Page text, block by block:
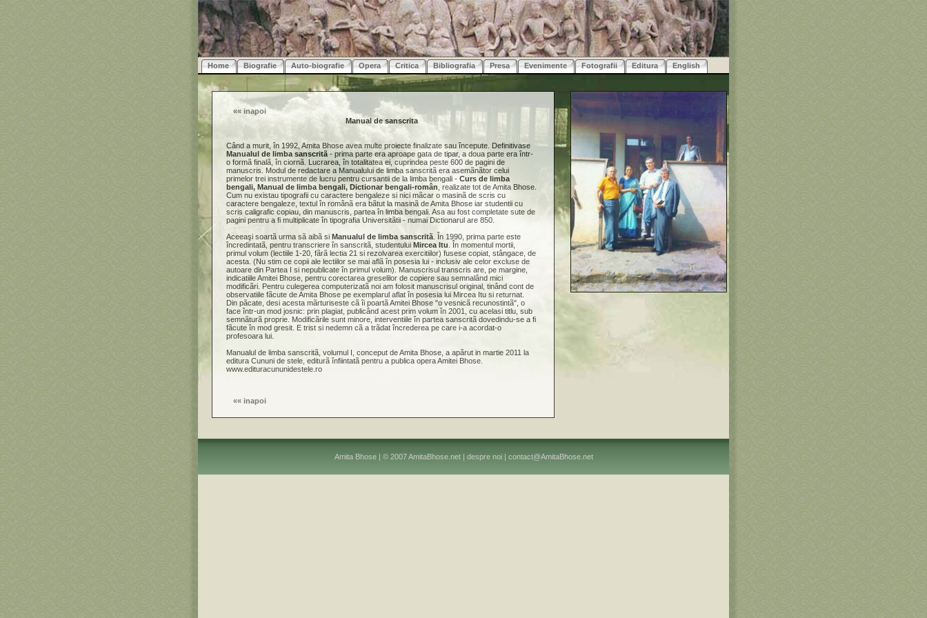
Home Biografie Auto-biografie Opera Critica Bibliografia Presa Evenimente Fotografii Editura English
«« inapoi
Manual de sanscrita
Când a murit, în 1992, Amita Bhose avea multe proiecte finalizate sau începute. Definitivase
Manualul de limba sanscritã - prima parte era aproape gata de tipar, a doua parte era într-
o formã finalã, în ciornã. Lucrarea, în totalitatea ei, cuprindea peste 600 de pagini de
manuscris. Modul de redactare a Manualului de limba sanscritã era asemãnãtor celui
primelor trei instrumente de lucru pentru cursantii de la limba bengali - Curs de limba
bengali, Manual de limba bengali, Dictionar bengali-român , realizate tot de Amita Bhose.
Cum nu existau tipografii cu caractere bengaleze si nici mãcar o masinã de scris cu
caractere bengaleze, textul în românã era bãtut la masinã de Amita Bhose iar studentii cu
scris caligrafic copiau, din manuscris, partea în limba bengali. Asa au fost completate sute de
pagini pentru a fi multiplicate în tipografia Universitãtii - numai Dictionarul are 850.
Aceeaşi soartã urma sã aibã si Manualul de limba sanscritã . În 1990, prima parte este
încredintatã, pentru transcriere în sanscritã, studentului Mircea Itu . În momentul mortii,
primul volum (lectiile 1-20, fãrã lectia 21 si rezolvarea exercitiilor) fusese copiat, stângace, de
acesta. (Nu stim ce copii ale lectiilor se mai aflã în posesia lui - inclusiv ale celor excluse de
autoare din Partea I si nepublicate în primul volum). Manuscrisul transcris are, pe margine,
indicatiile Amitei Bhose, pentru corectarea greselilor de copiere sau semnalând mici
modificãri. Pentru culegerea computerizatã noi am folosit manuscrisul original, tinând cont de
observatiile fãcute de Amita Bhose pe exemplarul aflat în posesia lui Mircea Itu si returnat.
Din pãcate, desi acesta mãrturiseste cã îi poartã Amitei Bhose "o vesnicã recunostintã", o
face într-un mod josnic: prin plagiat, publicând acest prim volum în 2001, cu acelasi titlu, sub
semnãturã proprie. Modificãrile sunt minore, interventiile în partea sanscritã dovedindu-se a fi
fãcute în mod gresit. E trist si nedemn cã a trãdat încrederea pe care i-a acordat-o
profesoara lui.
Manualul de limba sanscritã, volumul I, conceput de Amita Bhose, a apãrut in martie 2011 la
editura Cununi de stele, editurã înfiintatã pentru a publica opera Amitei Bhose.
www.edituracununidestele.ro
«« inapoi
Amita Bhose | © 2007 AmitaBhose.net | despre noi| contact@AmitaBhose.net